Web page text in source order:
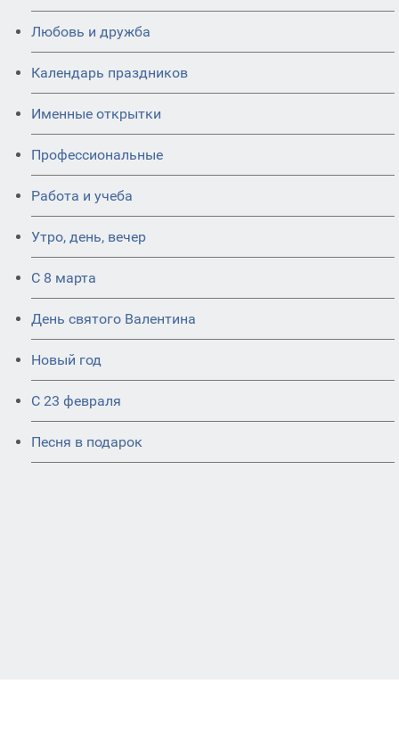
Любовь и дружба
Календарь праздников
Именные открытки
Профессиональные
Работа и учеба
Утро, день, вечер
С 8 марта
День святого Валентина
Новый год
С 23 февраля
Песня в подарок